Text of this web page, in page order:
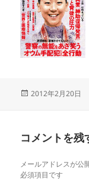
投
2012年2月20日
コメントを残
メールアドレスが公
必須項目です